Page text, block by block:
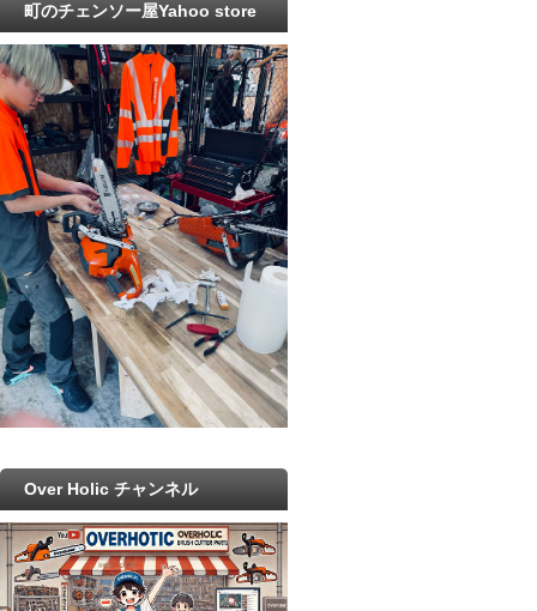
町のチェンソー屋Yahoo store
Over Holic チャンネル